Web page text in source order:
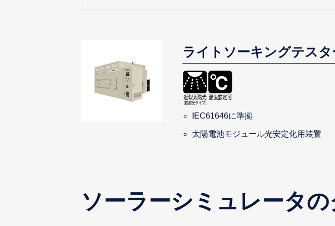
ライトソーキングテスタ
IEC61646に準拠
太陽電池モジュール光安定化用装置
ソーラーシミュレータの